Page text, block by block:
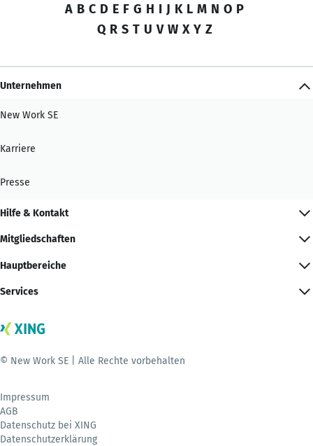
A B C D E F G H I J K L M N O P
Q R S T U V W X Y Z
Unternehmen
New Work SE
Karriere
Presse
Hilfe & Kontakt
Mitgliedschaften
Hauptbereiche
Services
© New Work SE | Alle Rechte vorbehalten
Impressum
AGB
Datenschutz bei XING
Datenschutzerklärung